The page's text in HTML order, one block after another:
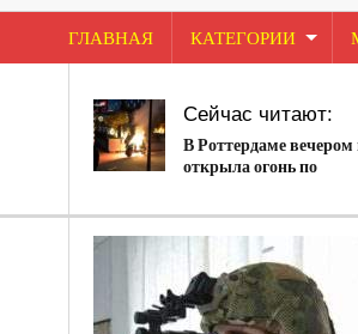
ГЛАВНАЯ КАТЕГОРИИ
Сейчас читают:
В Роттердаме
открыла огонь по
ограничений